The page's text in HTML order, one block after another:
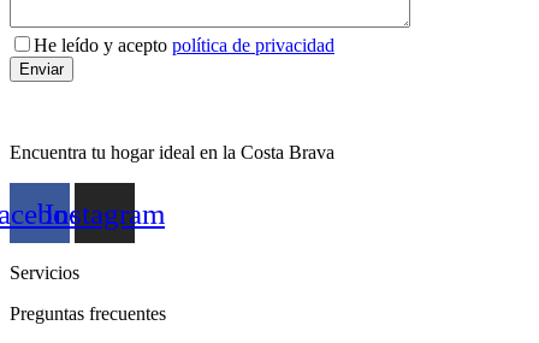
He leído y acepto política de privacidad
Encuentra tu hogar ideal en la Costa Brava
Instagram
Servicios
Preguntas frecuentes